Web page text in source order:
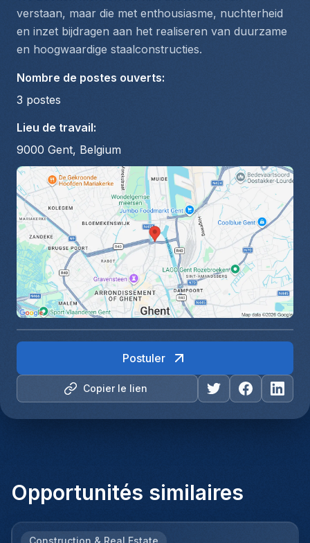
verstaan, maar die met enthousiasme, nuchterheid
en inzet bijdragen aan het realiseren van duurzame
en hoogwaardige staalconstructies.
Nombre de postes ouverts:
3 postes
Lieu de travail:
9000 Gent, Belgium
Copier le lien
Postuler
Opportunités similaires
Construction & Real Estate